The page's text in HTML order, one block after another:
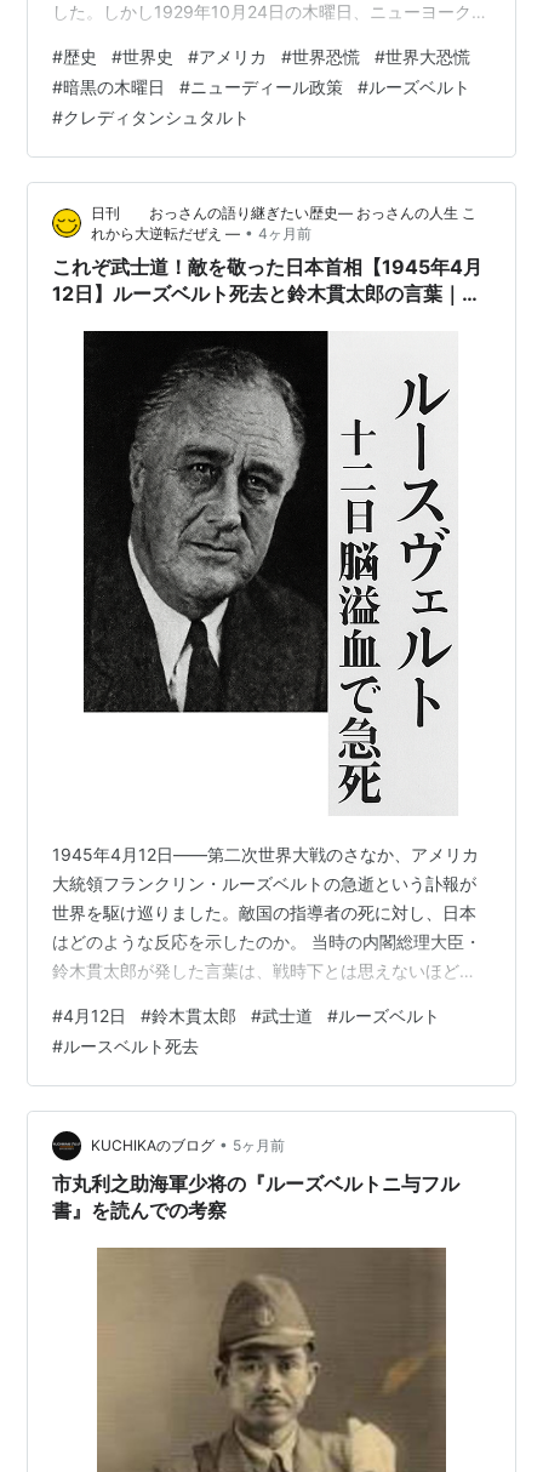
した。しかし1929年10月24日の木曜日、ニューヨーク株
日」。この日から始まった株価の崩壊は、単なる金融市
場の混乱にとどまりませんでした。銀行の連鎖倒産・企
業の大量倒産・失業者の激増・国際貿易の崩壊……瞬く間
にアメリカから世界全体に広がり、人類史上最大規模の
経済崩壊となりました。これが世界恐慌です。 暗黒の木
曜日〜崩壊の瞬間〜 1…
#歴史 #世界史 #アメリカ #世界恐慌 #世界大恐慌
#暗黒の木曜日 #ニューディール政策 #ルーズベルト
#クレディタンシュタルト
日刊 おっさんの語り継ぎたい歴史― おっさんの人生 こ
れから大逆転だぜえ ― • 4ヶ月前
これぞ武士道！敵を敬った日本首相【1945年4月
12日】ルーズベルト死去と鈴木貫太郎の言葉｜
1945年4月12日――第二次世界大戦のさなか、アメリカ
大統領フランクリン・ルーズベルトの急逝という訃報が
世界を駆け巡りました。敵国の指導者の死に対し、日本
はどのような反応を示したのか。 当時の内閣総理大臣・
鈴木貫太郎が発した言葉は、戦時下とは思えないほどの
士道精神」として語られる日本人の品格を体現するもの
でもあります。 さらに注目すべきは、この出来事が海外
メディアによってどのように報じられたかです。本記事
では、当時のアメリカ雑誌「TIME」に掲載された記事の
原文を引用しながら、鈴木貫太郎の発言の真意と、世界
が受け取った日本の姿を読み解いていき…
#4月12日 #鈴木貫太郎 #武士道 #ルーズベルト
#ルースベルト死去
KUCHIKAのブログ • 5ヶ月前
市丸利之助海軍少将の『ルーズベルトニ与フル
書』を読んでの考察